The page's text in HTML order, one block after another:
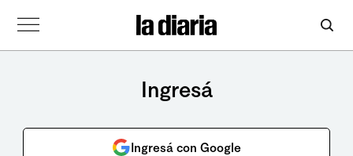
Ingresá
Ingresá con Google